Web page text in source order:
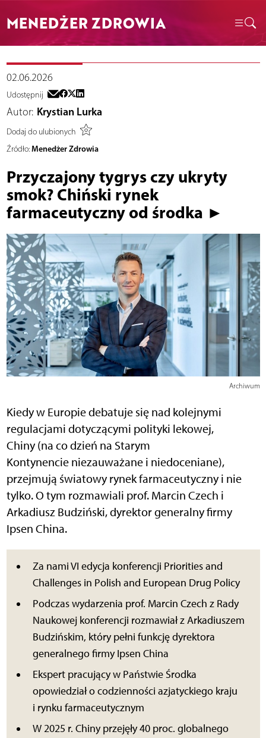
MENEDŻER ZDROWIA
02.06.2026
Udostępnij
Autor: Krystian Lurka
Dodaj do ulubionych
Źródło: Menedżer Zdrowia
Przyczajony tygrys czy ukryty
smok? Chiński rynek
farmaceutyczny od środka ►
Archiwum
Kiedy w Europie debatuje się nad kolejnymi
regulacjami dotyczącymi polityki lekowej,
Chiny (na co dzień na Starym
Kontynencie niezauważane i niedoceniane),
przejmują światowy rynek farmaceutyczny i nie
tylko. O tym rozmawiali prof. Marcin Czech i
Arkadiusz Budziński, dyrektor generalny firmy
Ipsen China.
Za nami VI edycja konferencji Priorities and
Challenges in Polish and European Drug Policy
Podczas wydarzenia prof. Marcin Czech z Rady
Naukowej konferencji rozmawiał z Arkadiuszem
Budzińskim, który pełni funkcję dyrektora
generalnego firmy Ipsen China
Ekspert pracujący w Państwie Środka
opowiedział o codzienności azjatyckiego kraju
i rynku farmaceutycznym
W 2025 r. Chiny przejęły 40 proc. globalnego